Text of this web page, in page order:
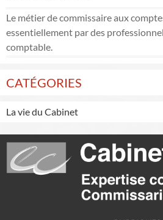
Le métier de commissaire aux
essentiellement par des
comptable.
CATÉGORIES
La vie du Cabinet